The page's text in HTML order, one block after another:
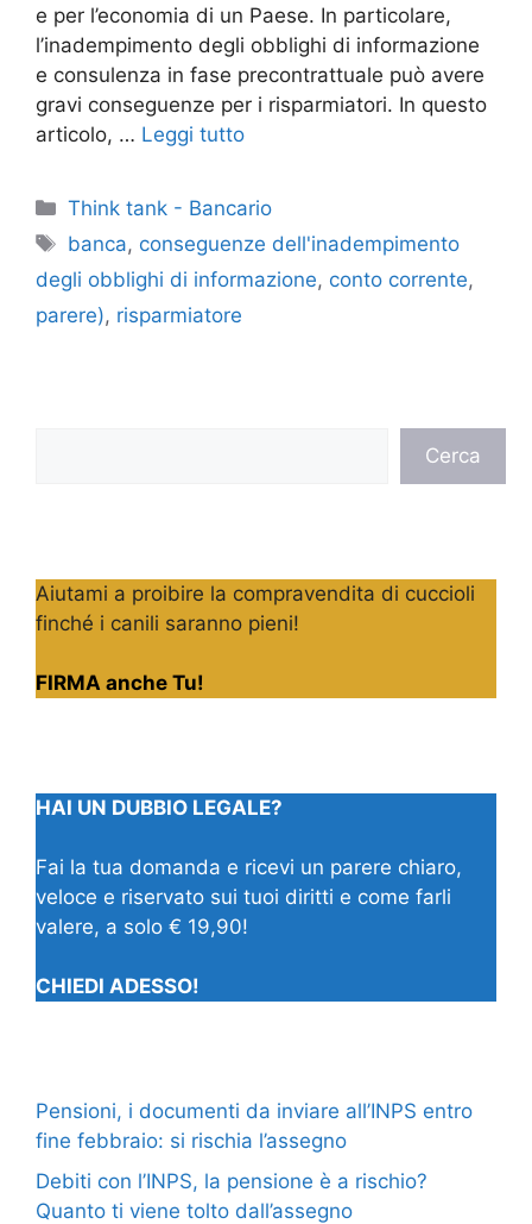
e per l’economia di un Paese. In particolare,
l’inadempimento degli obblighi di informazione
e consulenza in fase precontrattuale può avere
gravi conseguenze per i risparmiatori. In questo
articolo, … Leggi tutto
Categorie
Think tank - Bancario
Tag
banca, conseguenze dell'inadempimento
degli obblighi di informazione, conto corrente,
parere), risparmiatore
Cerca
Aiutami a proibire la compravendita di cuccioli
finché i canili saranno pieni!
FIRMA anche Tu!
HAI UN DUBBIO LEGALE?
Fai la tua domanda e ricevi un parere chiaro,
veloce e riservato sui tuoi diritti e come farli
valere, a solo € 19,90!
CHIEDI ADESSO!
Pensioni, i documenti da inviare all’INPS entro
fine febbraio: si rischia l’assegno
Debiti con l’INPS, la pensione è a rischio?
Quanto ti viene tolto dall’assegno